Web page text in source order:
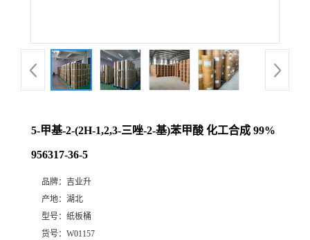
5-甲基-2-(2H-1,2,3-三唑-2-基)苯甲酸 化工合成 99%
956317-36-5
品牌： 吉业升
产地： 湖北
型号： 纸板桶
货号： W01157